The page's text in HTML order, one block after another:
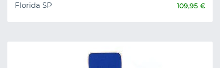
Florida SP 109,95 €